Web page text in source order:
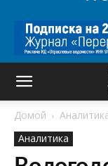
Домой
Аналитика